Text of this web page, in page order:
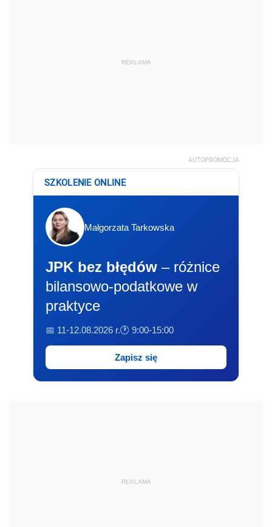
REKLAMA
AUTOPROMOCJA
SZKOLENIE ONLINE
Małgorzata Tarkowska
JPK bez błędów – różnice
bilansowo-podatkowe w
praktyce
📅 11-12.08.2026 r.🕐 9:00-15:00
Zapisz się
REKLAMA